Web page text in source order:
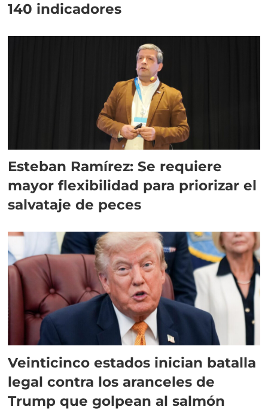
140 indicadores
Esteban Ramírez: Se requiere
mayor flexibilidad para priorizar el
salvataje de peces
Veinticinco estados inician batalla
legal contra los aranceles de
Trump que golpean al salmón